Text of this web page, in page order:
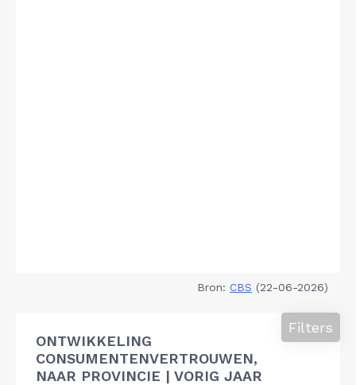
Bron: CBS (22-06-2026)
ONTWIKKELING
CONSUMENTENVERTROUWEN,
NAAR PROVINCIE | VORIG JAAR
Filters